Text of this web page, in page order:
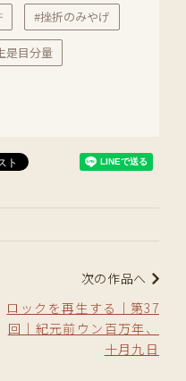
#挫折のみやげ
是目分量
次の作品へ
ロックを再生する｜第37
回｜紀元前ウン百万年、
十月九日